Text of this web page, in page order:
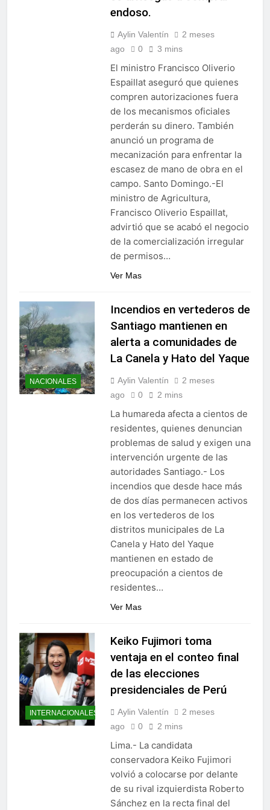
Alejandro Fernández W.
Superintendencia de
Bancos
6 Días Ago
endoso.
Aylin Valentín
2 meses
ago
0 3 mins
El ministro Francisco Oliverio
Espaillat aseguró que quienes
compren autorizaciones fuera
de los mecanismos oficiales
perderán su dinero. También
anunció un programa de
mecanización para enfrentar la
escasez de mano de obra en el
campo. Santo Domingo.-El
ministro de Agricultura,
Francisco Oliverio Espaillat,
advirtió que se acabó el negocio
de la comercialización irregular
de permisos…
Ver Mas
NACIONALES
Incendios en vertederos de
Santiago mantienen en
alerta a comunidades de
La Canela y Hato del Yaque
Aylin Valentín
2 meses
ago
0 2 mins
La humareda afecta a cientos de
residentes, quienes denuncian
problemas de salud y exigen una
intervención urgente de las
autoridades Santiago.- Los
incendios que desde hace más
de dos días permanecen activos
en los vertederos de los
distritos municipales de La
Canela y Hato del Yaque
mantienen en estado de
preocupación a cientos de
residentes…
Ver Mas
INTERNACIONALES
Keiko Fujimori toma
ventaja en el conteo final
de las elecciones
presidenciales de Perú
Aylin Valentín
2 meses
ago
0 2 mins
Lima.- La candidata
conservadora Keiko Fujimori
volvió a colocarse por delante
de su rival izquierdista Roberto
Sánchez en la recta final del